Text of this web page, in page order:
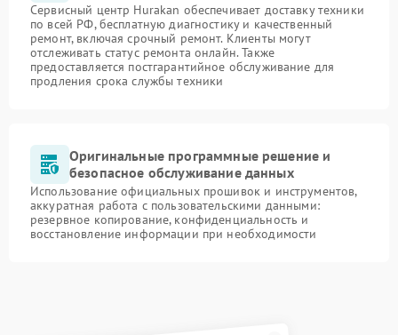
Сервисный центр Hurakan обеспечивает доставку техники
по всей РФ, бесплатную диагностику и качественный
ремонт, включая срочный ремонт. Клиенты могут
отслеживать статус ремонта онлайн. Также
предоставляется постгарантийное обслуживание для
продления срока службы техники
Оригинальные программные решение и
безопасное обслуживание данных
Использование официальных прошивок и инструментов,
аккуратная работа с пользовательскими данными:
резервное копирование, конфиденциальность и
восстановление информации при необходимости